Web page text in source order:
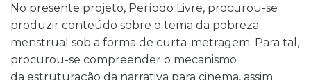
No presente projeto, Período Livre, procurou-se
produzir conteúdo sobre o tema da pobreza
menstrual sob a forma de curta-metragem. Para tal,
procurou-se compreender o mecanismo
da estruturação da narrativa para cinema, assim